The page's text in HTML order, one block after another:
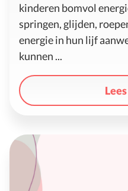
kinderen bomvol
springen, glijden,
energie in hun lijf
kunnen ...